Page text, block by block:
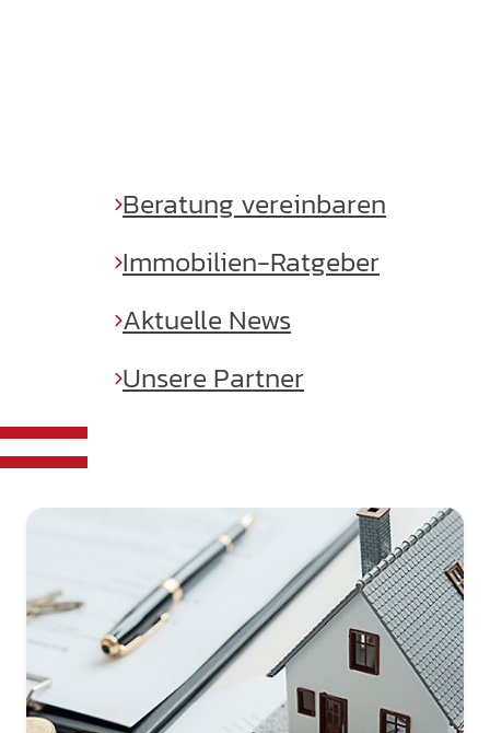
Beratung vereinbaren
Immobilien-Ratgeber
Aktuelle News
Unsere Partner